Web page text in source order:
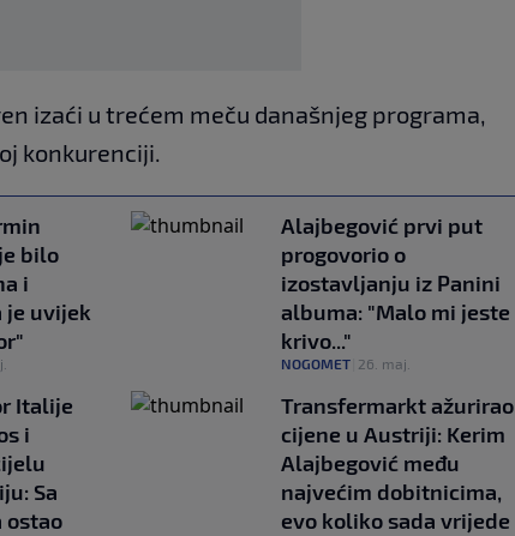
izaći u trećem meču današnjeg programa,
konkurenciji.
bilo
i
je uvijek
Alajbegović prvi put
progovorio o
izostavljanju iz Panini
albuma: "Malo mi jeste
krivo..."
NOGOMET 26. maj.
Italije
i
Sa
ostao
Transfermarkt ažurirao
cijene u Austriji: Kerim
Alajbegović među
najvećim dobitnicima,
evo koliko sada vrijede